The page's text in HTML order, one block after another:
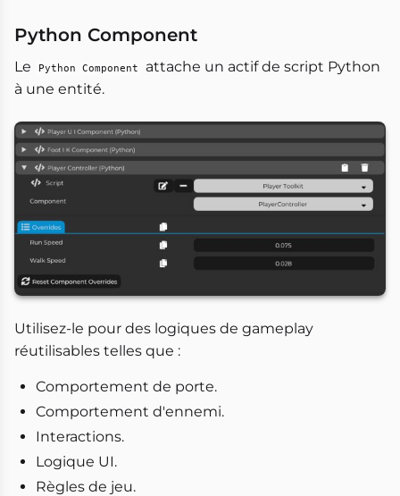
Python Component
Le Python Component
attache un actif de script Python
à une entité.
Utilisez-le pour des logiques de gameplay
réutilisables telles que :
Comportement de porte.
Comportement d'ennemi.
Interactions.
Logique UI.
Règles de jeu.